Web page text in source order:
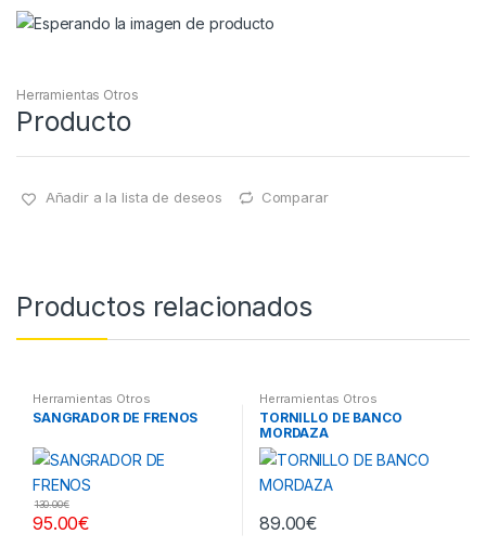
Herramientas Otros
Producto
Añadir a la lista de deseos Comparar
Productos relacionados
Herramientas Otros
SANGRADOR DE FRENOS
95.00€
130.00€
Herramientas Otros
TORNILLO DE BANCO
MORDAZA
89.00€